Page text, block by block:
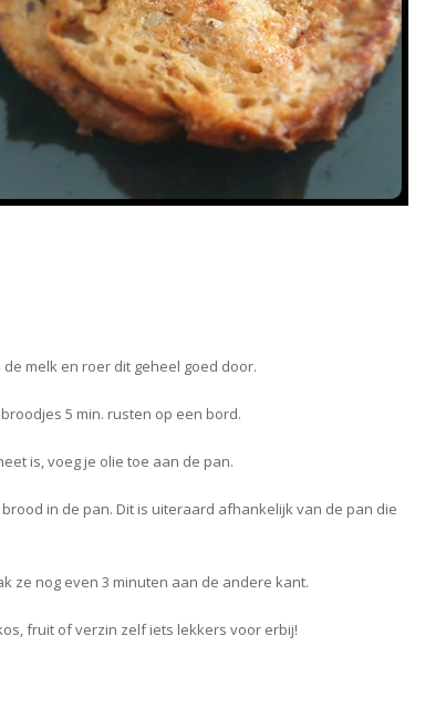
melk en roer dit geheel goed door.
5 min. rusten op een bord.
is, voeg je olie toe aan de pan.
in de pan. Dit is uiteraard afhankelijk van de pan die
ze nog even 3 minuten aan de andere kant.
fruit of verzin zelf iets lekkers voor erbij!